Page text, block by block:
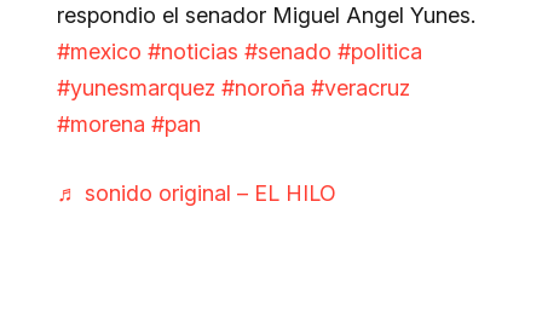
respondio el senador Miguel Angel Yunes.
#mexico #noticias #senado #politica
#yunesmarquez #noroña #veracruz
#morena #pan
♬ sonido original – EL HILO